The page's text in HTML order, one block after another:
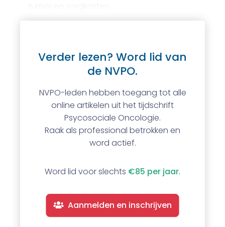
Verder lezen? Word lid van
de NVPO.
NVPO-leden hebben toegang tot alle
online artikelen uit het tijdschrift
Psycosociale Oncologie.
Raak als professional betrokken en
word actief.
Word lid voor slechts €85 per jaar.
Aanmelden en inschrijven